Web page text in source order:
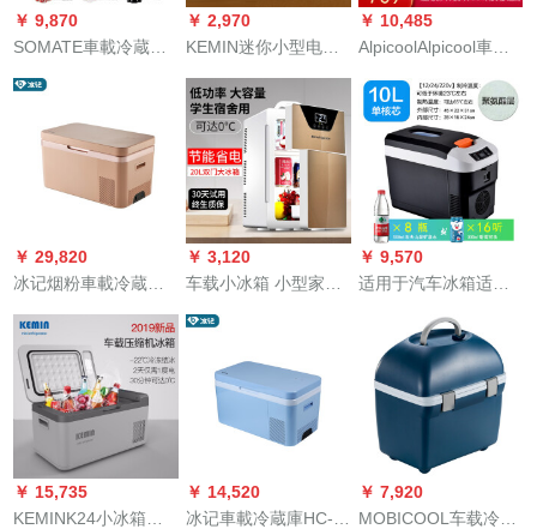
￥ 9,870
SOMATE車載冷蔵庫
货车24V冰箱双核制冷
大容量35L 35升黑色
220V/24V/12V三用卧
￥ 2,970
KEMIN迷你小型电加
热冬天面膜保温箱家
用租房用便捷式保热
箱 k6快速加热保温箱
￥ 10,485
AlpicoolAlpicool車載
冷冻冷藏户外旅行 宿
舍冰箱 12V24V压缩
机制冷冰箱 c25車家
兼用+德技
￥ 29,820
冰记烟粉車載冷蔵庫
24L冷藏冷冻加热迷你
小冰箱 烟粉色
￥ 3,120
车载小冰箱 小型家用
【5L】标准款-仅车用
￥ 9,570
适用于汽车冰箱适用
兰达車家兼用制冷冷
藏12V汽车迷你小型冰
柜制冷冷暖箱 10L单
核-数控版(12V轿
车/24V货车/220
￥ 15,735
KEMINK24小冰箱冷
￥ 14,520
冰记車載冷蔵庫HC-
￥ 7,920
MOBICOOL车载冷藏